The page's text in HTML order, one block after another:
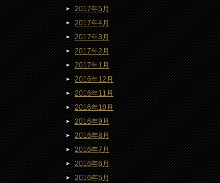
2017年5月
2017年4月
2017年3月
2017年2月
2017年1月
2016年12月
2016年11月
2016年10月
2016年9月
2016年8月
2016年7月
2016年6月
2016年5月